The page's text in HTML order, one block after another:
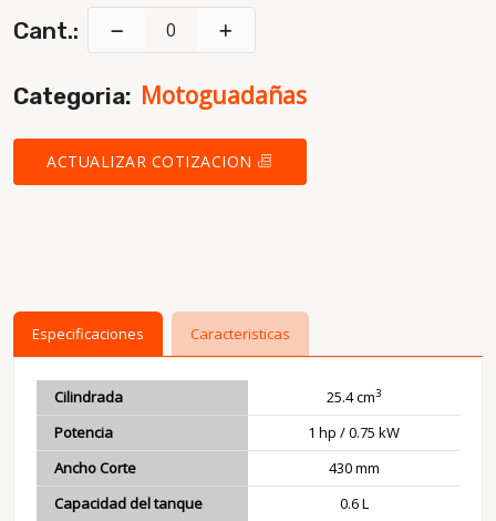
Cant.:
Categoria: Motoguadañas
ACTUALIZAR COTIZACION
Especificaciones Caracteristicas
Cilindrada 25.4 cm3
Potencia
1 hp / 0.75 kW
Ancho Corte
430 mm
Capacidad del tanque
0.6 L